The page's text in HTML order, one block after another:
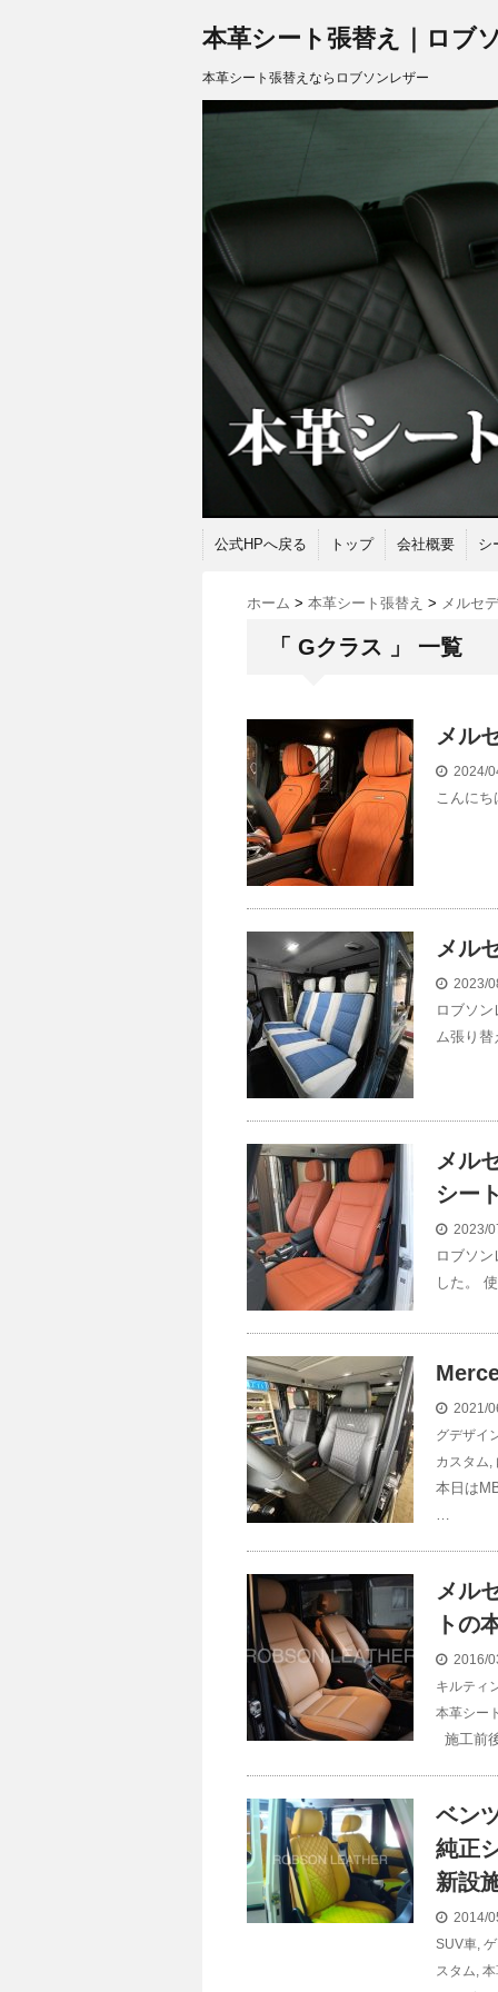
本革シート張替え｜ロブ
本革シート張替えならロブソンレザー
公式HPへ戻る トップ 会社概要 シ
ホーム > 本革シート張替え > メルセ
「 Gクラス 」 一覧
メル
2024/
こんに
メル
2023/
ロブソ
ム張り替
メル
シー
2023/
ロブソ
した。
2021/
グデザイ
カスタム
本日は
メル
トの
2016/
キルティ
本革シー
施工前
ベン
純正
新設
2014/
SUV車
スタム 本